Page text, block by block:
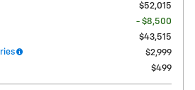
$52,015
- $8,500
$43,515
$2,999
$499